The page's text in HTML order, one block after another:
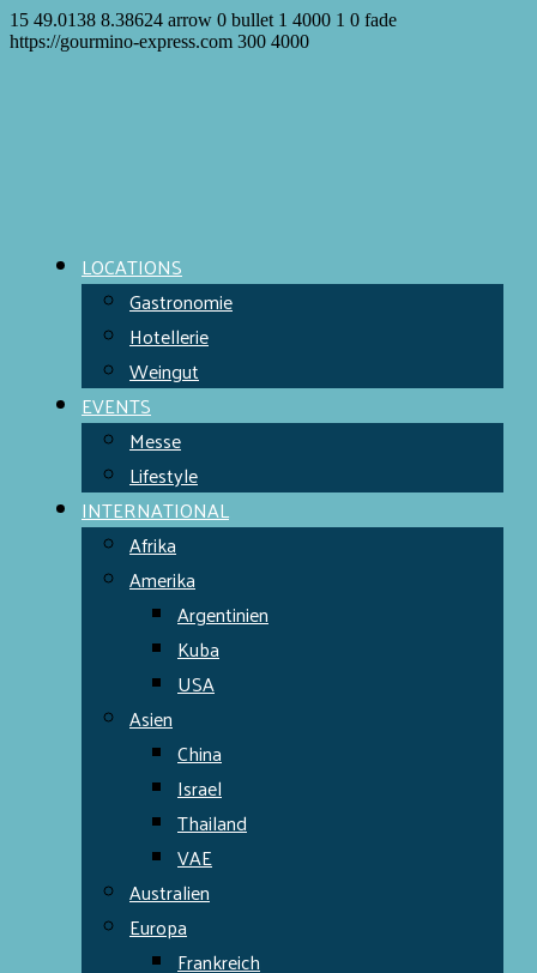
15 49.0138 8.38624 arrow 0 bullet 1 4000 1 0 fade
https://gourmino-express.com 300 4000
LOCATIONS
Gastronomie
Hotellerie
Weingut
EVENTS
Messe
Lifestyle
INTERNATIONAL
Afrika
Amerika
Argentinien
Kuba
USA
Asien
China
Israel
Thailand
VAE
Australien
Europa
Frankreich